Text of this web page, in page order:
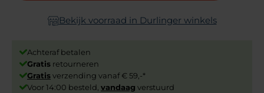
Bekijk voorraad in Durlinger winkels
Achteraf betalen
Gratis retourneren
Gratisverzending vanaf € 59,-*
Voor 14:00 besteld, vandaag verstuurd